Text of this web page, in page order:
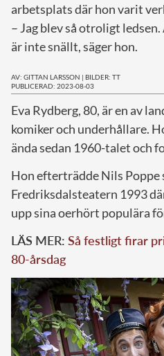
arbetsplats där hon varit
– Jag blev så otroligt
är inte snällt, säger hon.
AV: GITTAN LARSSON | BILDER: TT
PUBLICERAD: 2023-08-03
Eva Rydberg, 80, är en av
komiker och underhållare.
ända sedan 1960-talet och
Hon efterträdde Nils Poppe
Fredriksdalsteatern 1993
upp sina oerhört populära
LÄS MER: Så festligt firar
80-årsdag